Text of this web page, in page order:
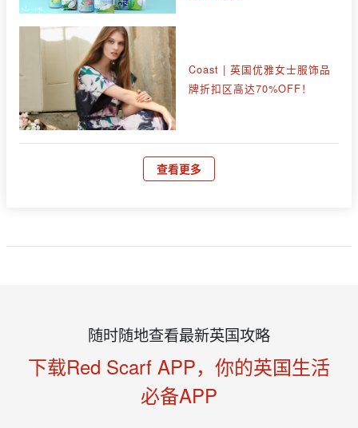
Coast | 英国优雅女士服饰品
牌折扣区高达70%OFF！
查看更多
随时随地查看最新英国攻略
下载Red Scarf APP，你的英国生活
必备APP